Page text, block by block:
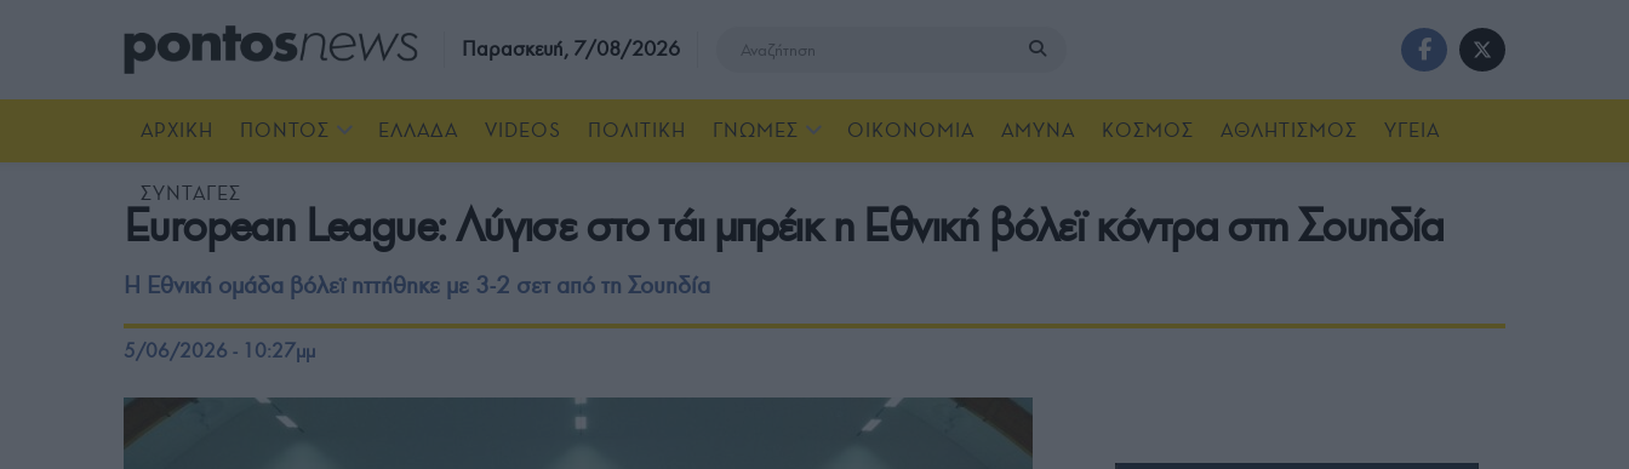
Παρασκευή, 7/08/2026
ΑΡΧΙΚΗ ΠΟΝΤΟΣ ΕΛΛΑΔΑ VIDEOS ΠΟΛΙΤΙΚΗ ΓΝΩΜΕΣ ΟΙΚΟΝΟΜΙΑ ΑΜΥΝΑ ΚΟΣΜΟΣ ΑΘΛΗΤΙΣΜΟΣ ΥΓΕΙΑ
ΣΥΝΤΑΓΕΣ
European League: Λύγισε στο τάι μπρέικ η Εθνική βόλεϊ κόντρα στη Σουηδία
Η Εθνική ομάδα βόλεϊ ηττήθηκε με 3-2 σετ από τη Σουηδία
5/06/2026 - 10:27μμ